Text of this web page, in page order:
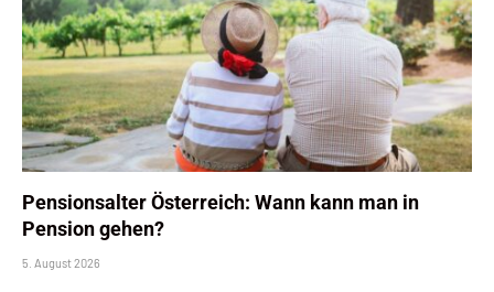
Pensionsalter Österreich: Wann kann man in
Pension gehen?
5. August 2026